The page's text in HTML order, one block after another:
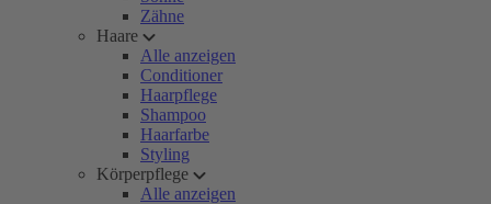
Zähne
Haare
Alle anzeigen
Conditioner
Haarpflege
Shampoo
Haarfarbe
Styling
Körperpflege
Alle anzeigen